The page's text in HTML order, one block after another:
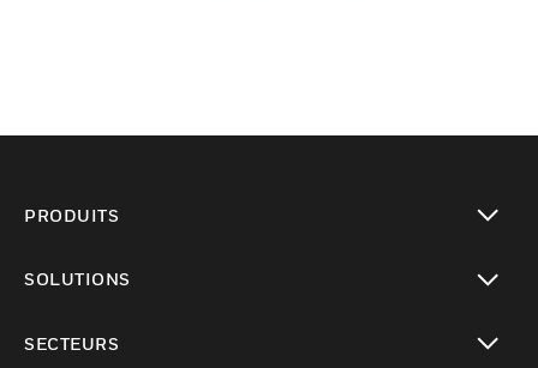
PRODUITS
SOLUTIONS
SECTEURS